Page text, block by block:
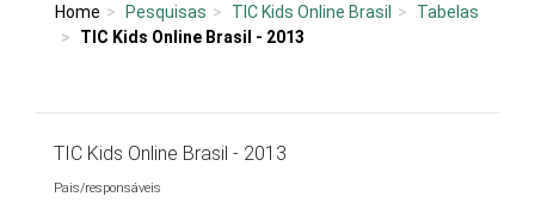
Home Pesquisas TIC Kids Online Brasil
Tabelas
TIC Kids Online Brasil - 2013
TIC Kids Online Brasil - 2013
Pais/responsáveis